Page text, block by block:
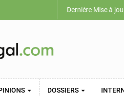
Dernière Mise à
DOSSIERS